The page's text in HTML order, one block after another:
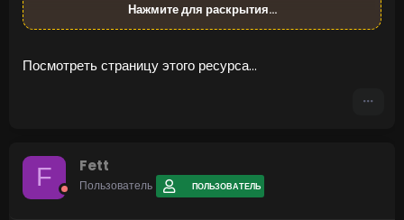
Нажмите для раскрытия...
Посмотреть страницу этого ресурса...
F Fett
Пользователь ПОЛЬЗОВАТЕЛЬ